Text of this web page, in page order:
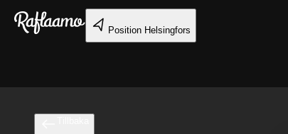
Gå till huvudinnehållet
Position Helsingfors